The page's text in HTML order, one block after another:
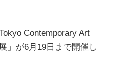
Contemporary Art
」が6月19日まで開催し